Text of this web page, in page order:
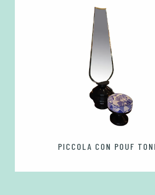
PICCOLA CON POUF